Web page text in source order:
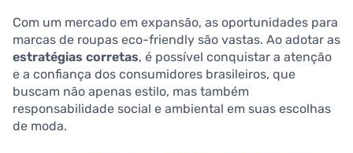
Com um mercado em expansão, as oportunidades para
marcas de roupas eco-friendly são vastas. Ao adotar as
estratégias corretas, é possível conquistar a atenção
e a confiança dos consumidores brasileiros, que
buscam não apenas estilo, mas também
responsabilidade social e ambiental em suas escolhas
de moda.